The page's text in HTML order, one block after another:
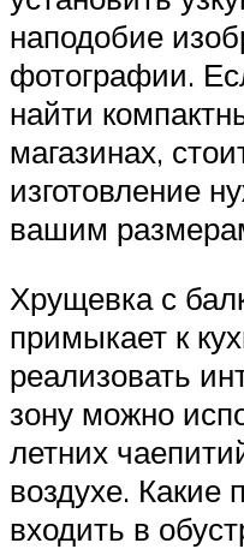
наподобие
фотографии.
найти
магазинах,
изготовление
вашим
Хрущевка с
примыкает к
реализовать
зону можно
летних
воздухе.
входить в